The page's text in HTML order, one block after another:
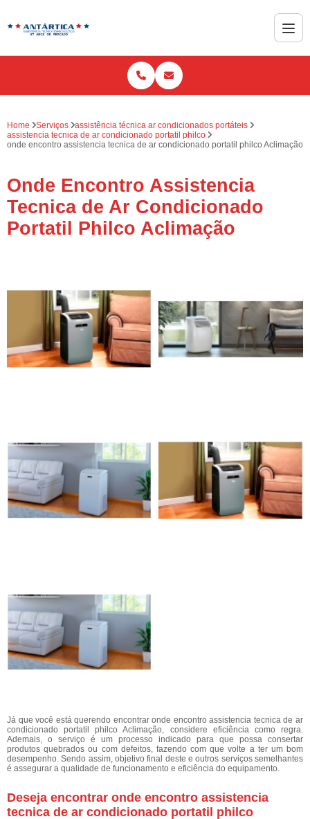
Home Serviços
assistência técnica ar condicionados portáteis
assistencia tecnica de ar condicionado portatil philco
onde encontro assistencia tecnica de ar condicionado portatil philco Aclimação
Onde Encontro Assistencia
Tecnica de Ar Condicionado
Portatil Philco Aclimação
Já que você está querendo encontrar onde encontro assistencia tecnica de ar
condicionado portatil philco Aclimação, considere eficiência como regra.
Ademais, o serviço é um processo indicado para que possa consertar
produtos quebrados ou com defeitos, fazendo com que volte a ter um bom
desempenho. Sendo assim, objetivo final deste e outros serviços semelhantes
é assegurar a qualidade de funcionamento e eficiência do equipamento.
Deseja encontrar onde encontro assistencia
tecnica de ar condicionado portatil philco